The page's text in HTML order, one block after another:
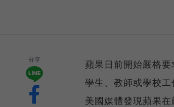
分享
蘋果日前開始嚴格
學生、教師或學校
美國媒體發現蘋果在